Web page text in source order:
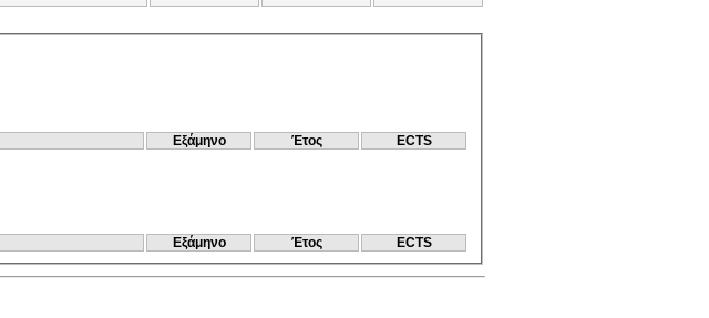
Εξάμηνο Έτος ECTS
Εξάμηνο Έτος ECTS